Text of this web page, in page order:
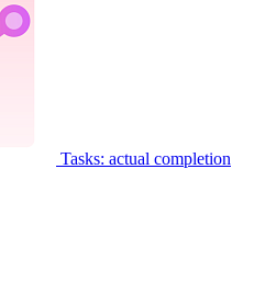
Tasks: actual completion